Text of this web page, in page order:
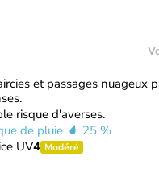
et passages nuageux
risque d'averses.
de pluie
25 %
UV4 Modéré